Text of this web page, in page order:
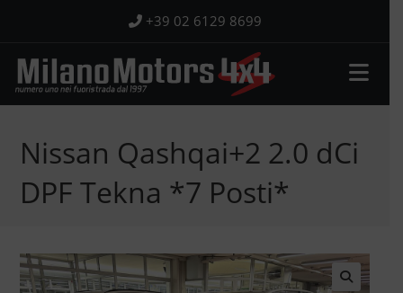
contenuto
+39 02 6129 8699
Nissan Qashqai+2 2.0 dCi
DPF Tekna *7 Posti*